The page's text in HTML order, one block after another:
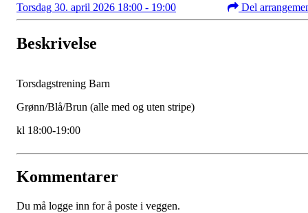
Torsdag 30. april 2026 18:00 - 19:00 Del
Beskrivelse
Torsdagstrening Barn
Grønn/Blå/Brun (alle med og uten stripe)
kl 18:00-19:00
Kommentarer
Du må logge inn for å poste i veggen.